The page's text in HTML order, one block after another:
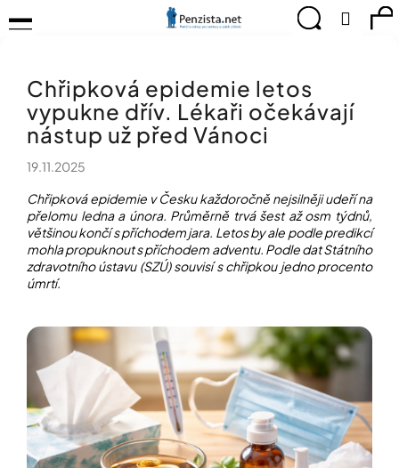
na
TIPY
PRO
PEVNÉ
ZDRAVÍ
PRO
RADOST
OBJEVUJTE
TVOŘTE
CHYTRÝ
PRŮVODCE
MODERNÍM
SVĚTEM
POZNEJTE
&
ZAŽIJTE,
Hledat
Menu
Chřipková epidemie letos
vypukne dřív. Lékaři očekávají
nástup už před Vánoci
19.11.2025
Chřipková epidemie v Česku každoročně nejsilněji udeří na
přelomu ledna a února. Průměrně trvá šest až osm týdnů,
většinou končí s příchodem jara. Letos by ale podle predikcí
mohla propuknout s příchodem adventu. Podle dat Státního
zdravotního ústavu (SZÚ) souvisí s chřipkou jedno procento
úmrtí.
o
C
o
p
e
b
u
e
e
?